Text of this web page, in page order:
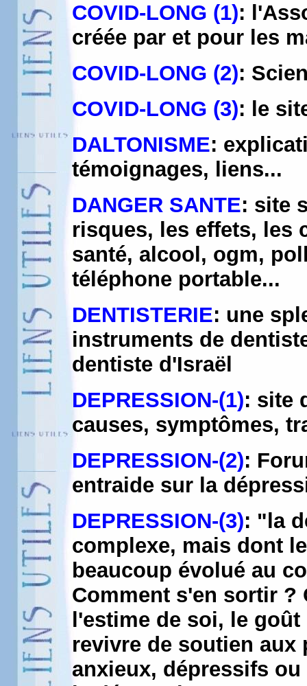
COVID-LONG (1):
créée par et pour les
COVID-LONG (2):
COVID-LONG (3): le
DALTONISME:
témoignages, liens...
DANGER SANTE: site
risques, les effets, les
santé, alcool, ogm,
téléphone portable...
DENTISTERIE: une
instruments de
dentiste d'Israël
DEPRESSION-(1): site
causes, symptômes,
DEPRESSION-(2):
entraide sur la
DEPRESSION-(3): "la
complexe, mais dont
beaucoup évolué au
Comment s'en sortir ?
l'estime de soi, le
revivre de soutien
anxieux, dépressifs